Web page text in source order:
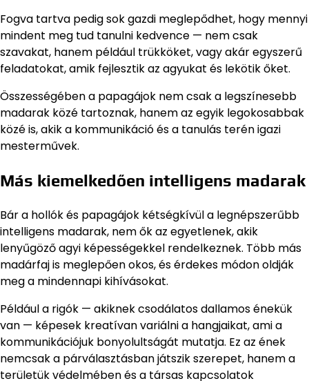
Fogva tartva pedig sok gazdi meglepődhet, hogy mennyi
mindent meg tud tanulni kedvence — nem csak
szavakat, hanem például trükköket, vagy akár egyszerű
feladatokat, amik fejlesztik az agyukat és lekötik őket.
Összességében a papagájok nem csak a legszínesebb
madarak közé tartoznak, hanem az egyik legokosabbak
közé is, akik a kommunikáció és a tanulás terén igazi
mesterművek.
Más kiemelkedően intelligens madarak
Bár a hollók és papagájok kétségkívül a legnépszerűbb
intelligens madarak, nem ők az egyetlenek, akik
lenyűgöző agyi képességekkel rendelkeznek. Több más
madárfaj is meglepően okos, és érdekes módon oldják
meg a mindennapi kihívásokat.
Például a rigók — akiknek csodálatos dallamos énekük
van — képesek kreatívan variálni a hangjaikat, ami a
kommunikációjuk bonyolultságát mutatja. Ez az ének
nemcsak a párválasztásban játszik szerepet, hanem a
területük védelmében és a társas kapcsolatok